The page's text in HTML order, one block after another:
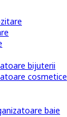
bijuterii
cosmetice
baie